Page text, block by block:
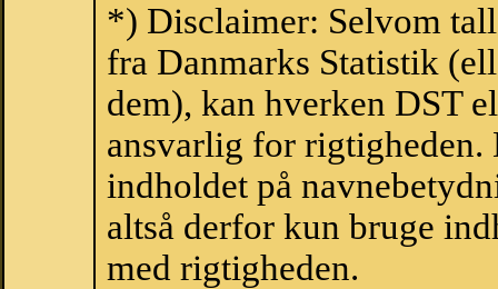
*) Disclaimer: Selvom
fra Danmarks Statistik
dem), kan hverken DST
ansvarlig for
indholdet på
altså derfor kun bruge
med rigtigheden.